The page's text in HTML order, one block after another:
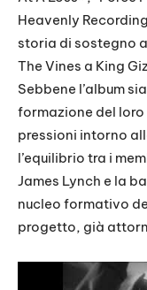
Heavenly
storia di sostegno
The Vines a King
Sebbene l’album
formazione del
pressioni intorno
l’equilibrio tra i
James Lynch e la
nucleo formativo
progetto, già